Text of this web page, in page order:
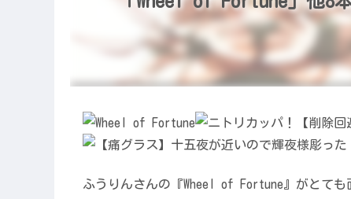
ふうりんさんの『Wheel of Fortune』がとても